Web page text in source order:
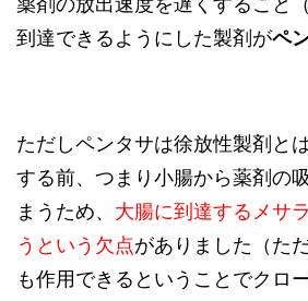
到達できるようにした製剤がペ
ただしペンタサは徐放性製剤と
する前、つまり小腸から薬剤の
まうため、 大腸に到達するメサ
うという欠点がありました（た
も作用できるということでクロ